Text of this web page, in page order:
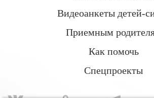
Видеоанкеты детей-
Приемным
Как помочь
Спецпроекты